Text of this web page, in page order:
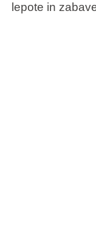
lepote in